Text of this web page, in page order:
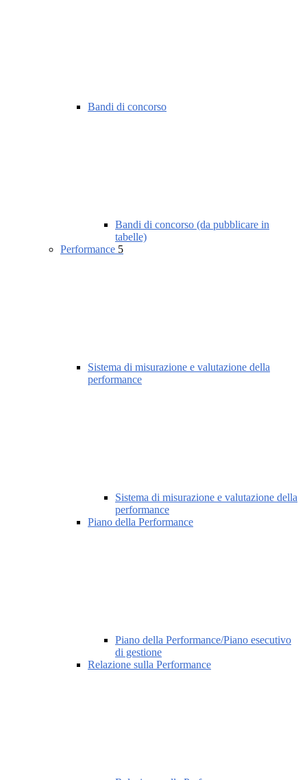
Bandi di concorso
Bandi di concorso (da pubblicare in
tabelle)
Performance 5
Sistema di misurazione e valutazione della
performance
Sistema di misurazione e valutazione della
performance
Piano della Performance
Piano della Performance/Piano esecutivo
di gestione
Relazione sulla Performance